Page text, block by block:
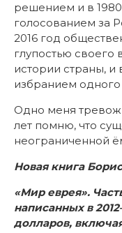
решением и в
голосованием за
2016 год
глупостью
истории страны, и
избранием одного
Одно меня
лет помню, что
неограниченной
Новая книга
«Мир еврея».
написанных в
долларов,